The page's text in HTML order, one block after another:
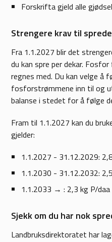
Forskrifta gjeld alle
Strengere krav til
Fra 1.1.2027 blir det
du kan spre per dekar.
regnes med. Du kan velge å
fosforstrømmene inn til og
balanse i stedet for å følge
Fram til 1.1.2027 kan du
gjelder:
1.1.2027 - 31.12.2029:
1.1.2030 - 31.12.2032:
1.1.2033 → : 2,3 kg P/daa
Sjekk om du har nok
Landbruksdirektoratet har